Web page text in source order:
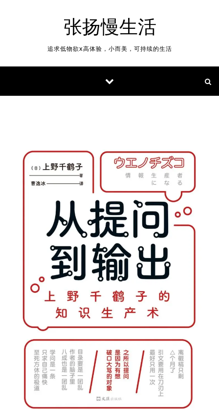
张扬慢生活
追求低物欲x高体验，小而美，可持续的生活